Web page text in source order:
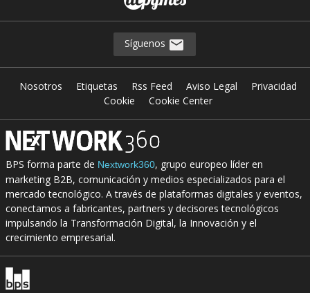
Síguenos
Nosotros Etiquetas Rss Feed Aviso Legal
Privacidad
Cookie
Cookie Center
BPS forma parte de Nextwork360, grupo europeo líder en
marketing B2B, comunicación y medios especializados para el
mercado tecnológico. A través de plataformas digitales y eventos,
conectamos a fabricantes, partners y decisores tecnológicos
impulsando la Transformación Digital, la Innovación y el
crecimiento empresarial.